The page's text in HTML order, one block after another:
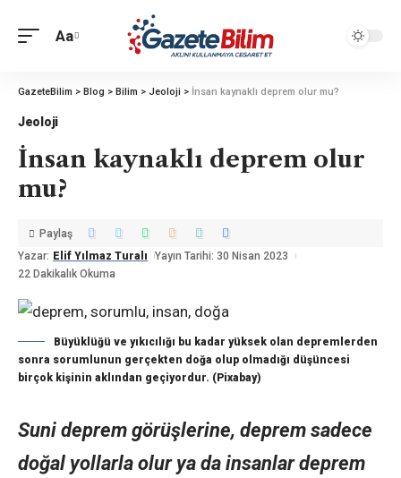
Aa
GazeteBilim > Blog > Bilim > Jeoloji > İnsan kaynaklı deprem olur mu?
Jeoloji
İnsan kaynaklı deprem olur
mu?
Yazar: Elif Yılmaz Turalı
Yayın Tarihi: 30 Nisan 2023
22 Dakikalık Okuma
Paylaş
Büyüklüğü ve yıkıcılığı bu kadar yüksek olan depremlerden
sonra sorumlunun gerçekten doğa olup olmadığı düşüncesi
birçok kişinin aklından geçiyordur. (Pixabay)
Suni deprem görüşlerine, deprem sadece
doğal yollarla olur ya da insanlar deprem